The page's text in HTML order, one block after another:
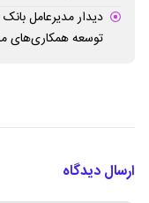
دیدار مدیرعامل
توسعه همکاری‌های
ارسال دیدگاه